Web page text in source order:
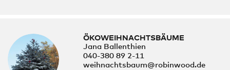
ÖKOWEIHNACHTSBÄUME
Jana Ballenthien
040-380 89 2-11
weihnachtsbaum@robinwood.de